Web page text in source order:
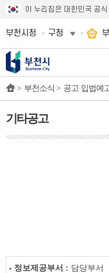
이 누리집은 대한민국 공
부천시청 구청
> 부천소식 > 공고·입법예
기타공고
정보제공부서 : 담당부서